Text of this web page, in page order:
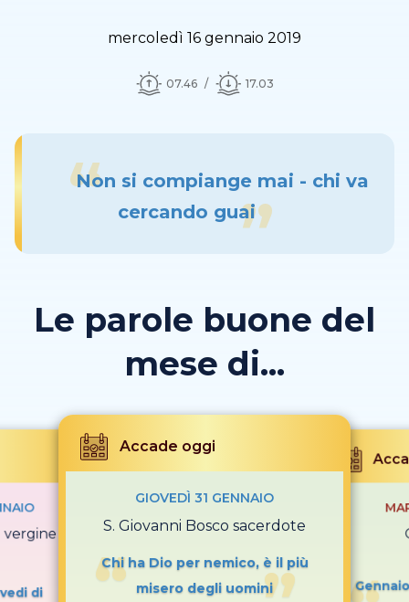
mercoledì 16 gennaio 2019
07.46 17.03
Non si compiange mai - chi va
cercando guai
Le parole buone del
mese di...
vergine
di
Accade oggi
GIOVEDÌ 31 GENNAIO
S. Giovanni Bosco sacerdote
Chi ha Dio per nemico, è il più
misero degli uomini